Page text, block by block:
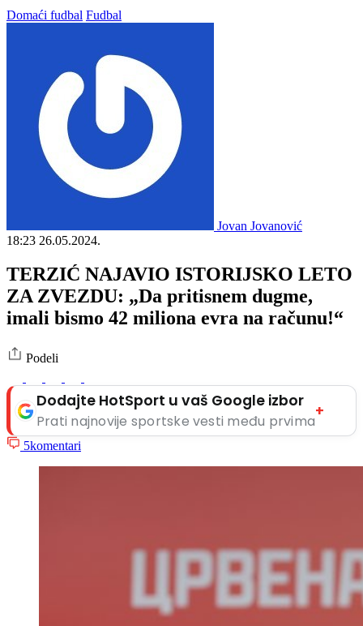
Domaći fudbal Fudbal
Jovan Jovanović
18:23 26.05.2024.
TERZIĆ NAJAVIO ISTORIJSKO LETO
ZA ZVEZDU: „Da pritisnem dugme,
imali bismo 42 miliona evra na računu!“
Podeli
Dodajte HotSport u vaš Google izbor
Prati najnovije sportske vesti među prvima
+
5komentari